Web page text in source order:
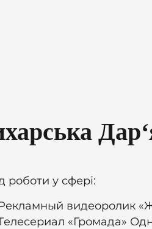
роботи у сфері:
Рекламный видеоролик
Телесериал «Громада»